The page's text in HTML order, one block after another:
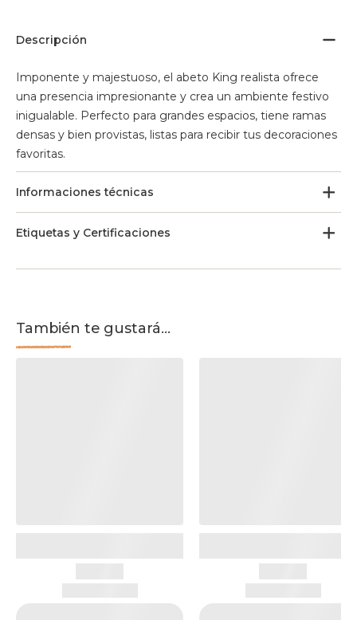
Descripción
Imponente y majestuoso, el abeto King realista ofrece
una presencia impresionante y crea un ambiente festivo
inigualable. Perfecto para grandes espacios, tiene ramas
densas y bien provistas, listas para recibir tus decoraciones
favoritas.
Informaciones técnicas
Etiquetas y Certificaciones
También te gustará...